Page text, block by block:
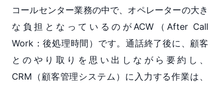
コールセンター業務の中で、オペレーターの大き
な負担となっているのがACW（After Call
Work：後処理時間）です。通話終了後に、顧客
とのやり取りを思い出しながら要約し、
CRM（顧客管理システム）に入力する作業は、